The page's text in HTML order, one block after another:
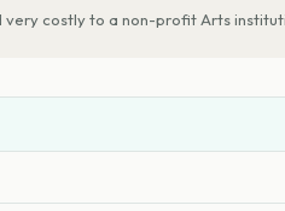
costly to a non-profit Arts